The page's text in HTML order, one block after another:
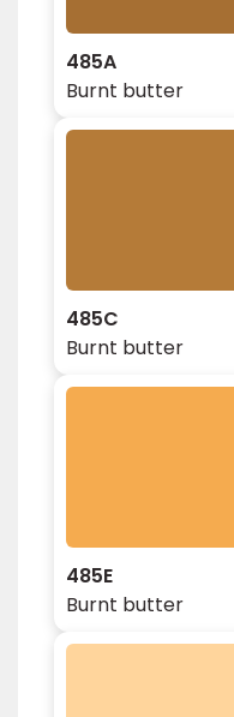
485A
Burnt butter
485C
Burnt butter
485E
Burnt butter